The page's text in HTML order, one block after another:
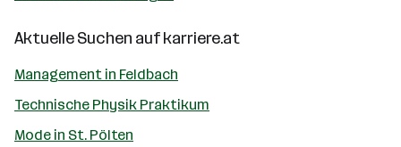
Aktuelle Suchen aufkarriere.at
Management in Feldbach
Technische Physik Praktikum
Mode in St. Pölten